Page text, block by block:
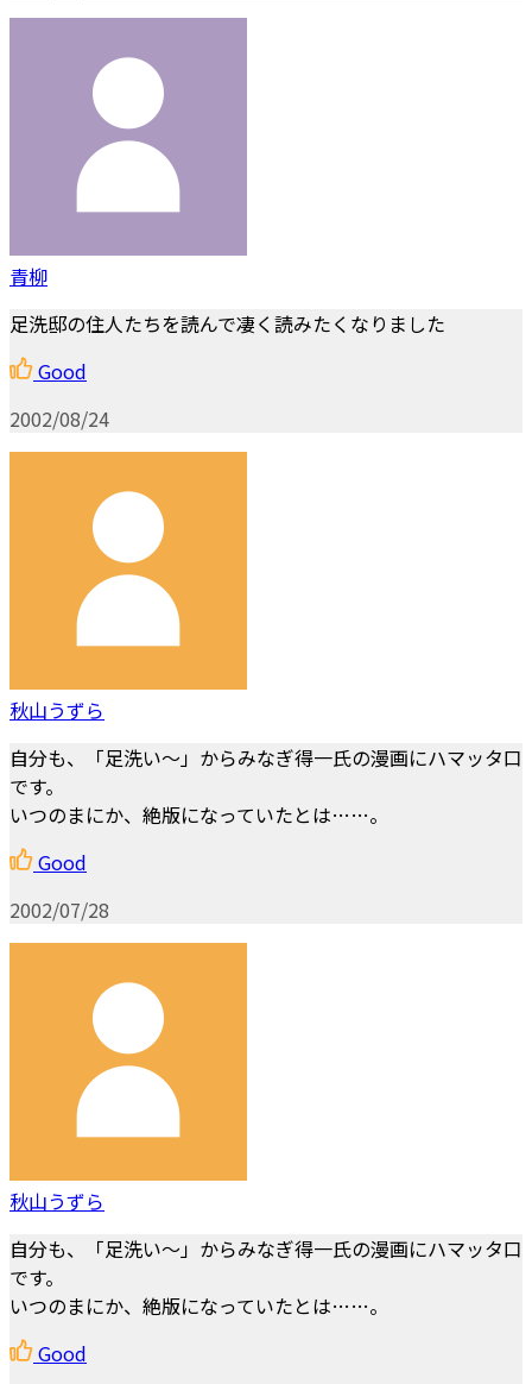
青柳
足洗邸の住人たちを読んで凄く読みたくなりました
Good
2002/08/24
秋山うずら
自分も、「足洗い～」からみなぎ得一氏の漫画にハマッタ口
です。
いつのまにか、絶版になっていたとは……。
Good
2002/07/28
秋山うずら
自分も、「足洗い～」からみなぎ得一氏の漫画にハマッタ口
です。
いつのまにか、絶版になっていたとは……。
Good